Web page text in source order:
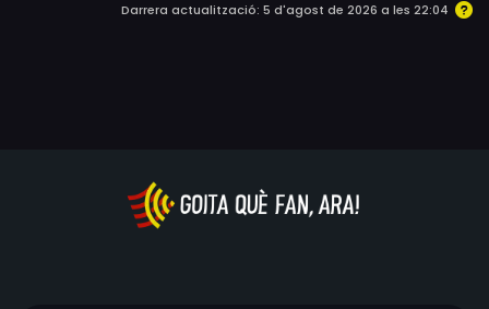
Darrera actualització: 5 d'agost de 2026 a les 22:04